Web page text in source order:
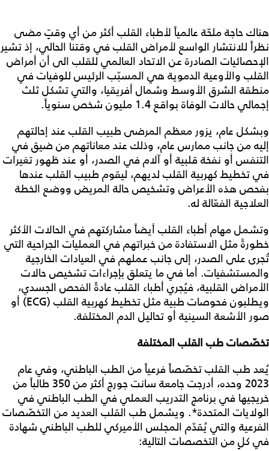
هناك حاجة ملحّة عالمياً لأطباء القلب أكثر من أي وقتٍ مضى
نظراً للانتشار الواسع لأمراض القلب في وقتنا الحالي، إذ تشير
الإحصائيات الصادرة عن الاتحاد العالمي للقلب الى أن أمراض
القلب والأوعية الدموية هي المسبّب الرئيس للوفيات في
منطقة الشرق الأوسط وشمال أفريقيا، والتي تشكل ثلث
إجمالي حالات الوفاة بواقع 1.4 مليون شخص سنوياً.
وبشكل عام، يزور معظم المرضى طبيب القلب عند إحالتهم
إليه من جانب ممارس عام، وذلك عند معاناتهم من ضيق في
التنفس أو نفخة قلبية أو آلام في الصدر، أو عند ظهور تغيرات
في تخطيط كهربية القلب لديهم، ليقوم طبيب القلب عندها
بفحص هذه الأعراض وتشخيص حالة المريض ووضع الخطة
العلاجية الفعّالة له.
وتشمل مهام أطباء القلب أيضاً مشاركتهم في الحالات الأكثر
خطورةً مثل الاستفادة من خبراتهم في العمليات الجراحية التي
تُجرى على الصدر، إلى جانب عملهم في العيادات الخارجية
والمستشفيات. أما في ما يتعلق بإجراءات تشخيص حالات
الأمراض القلبية، فيُجري أطباء القلب عادةً الفحص الجسدي،
ويطلبون فحوصات طبية مثل تخطيط كهربية القلب (ECG) أو
صور الأشعة السينية أو تحاليل الدم المختلفة.
تخصّصات طب القلب المختلفة
يُعد طب القلب تخصّصاً فرعياً من الطب الباطني، وفي عام
2023 وحده، أدرجت جامعة سانت جورج أكثر من 350 طالباً من
خريجيها في برنامج التدريب العملي في الطب الباطني في
الولايات المتحدة*. ويشمل طب القلب العديد من التخصّصات
الفرعية والتي يُقدّم المجلس الأميركي للطب الباطني شهادة
في كلٍ من التخصصات التالية: